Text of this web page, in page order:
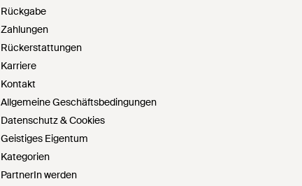
Rückgabe
Zahlungen
Rückerstattungen
Karriere
Kontakt
Allgemeine Geschäftsbedingungen
Datenschutz & Cookies
Geistiges Eigentum
Kategorien
PartnerIn werden